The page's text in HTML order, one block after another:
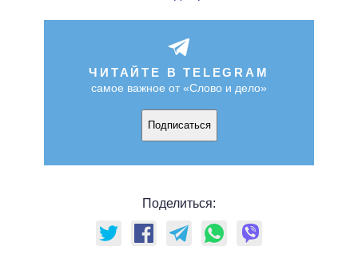
ЧИТАЙТЕ В TELEGRAM
самое важное от «Слово и дело»
Подписаться
Поделиться: